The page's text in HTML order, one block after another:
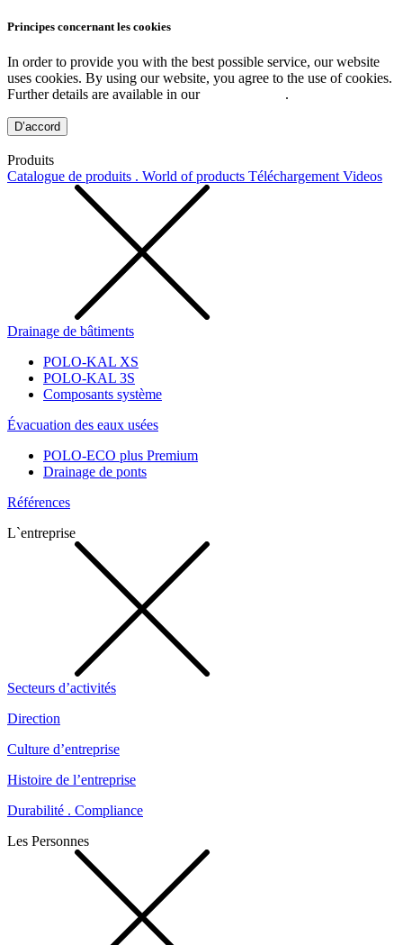
Principes concernant les cookies
In order to provide you with the best possible service, our website
uses cookies. By using our website, you agree to the use of cookies.
Further details are available in our
.
D’accord
Produits
Catalogue de produits . World of products Téléchargement Videos
Drainage de bâtiments
POLO-KAL XS
POLO-KAL 3S
Composants système
Évacuation des eaux usées
POLO-ECO plus Premium
Drainage de ponts
Références
L`entreprise
Secteurs d’activités
Direction
Culture d’entreprise
Histoire de l’entreprise
Durabilité . Compliance
Les Personnes